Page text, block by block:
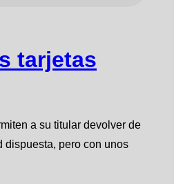
tarjetas
a su titular devolver de
dispuesta, pero con unos